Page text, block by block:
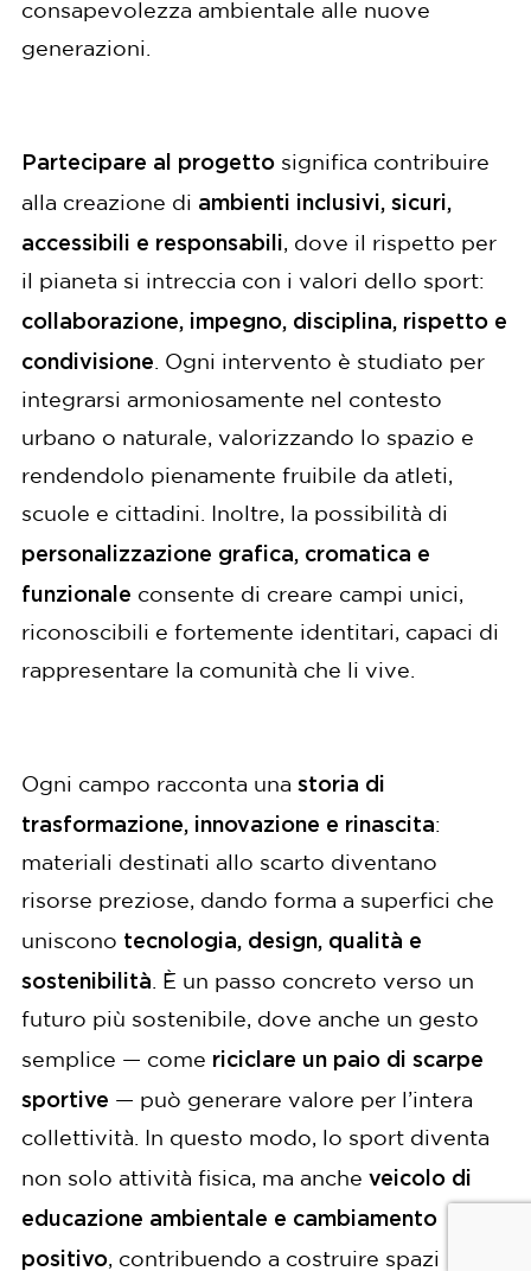
consapevolezza ambientale alle nuove
generazioni.
Partecipare al progetto significa contribuire
alla creazione di ambienti inclusivi, sicuri,
accessibili e responsabili, dove il rispetto per
il pianeta si intreccia con i valori dello sport:
collaborazione, impegno, disciplina, rispetto e
condivisione . Ogni intervento è studiato per
integrarsi armoniosamente nel contesto
urbano o naturale, valorizzando lo spazio e
rendendolo pienamente fruibile da atleti,
scuole e cittadini. Inoltre, la possibilità di
personalizzazione grafica, cromatica e
funzionale consente di creare campi unici,
riconoscibili e fortemente identitari, capaci di
rappresentare la comunità che li vive.
Ogni campo racconta una storia di
trasformazione, innovazione e rinascita:
materiali destinati allo scarto diventano
risorse preziose, dando forma a superfici che
uniscono tecnologia, design, qualità e
sostenibilità . È un passo concreto verso un
futuro più sostenibile, dove anche un gesto
semplice — come riciclare un paio di scarpe
sportive — può generare valore per l’intera
collettività. In questo modo, lo sport diventa
non solo attività fisica, ma anche veicolo di
educazione ambientale e cambiamento
positivo, contribuendo a costruire spazi